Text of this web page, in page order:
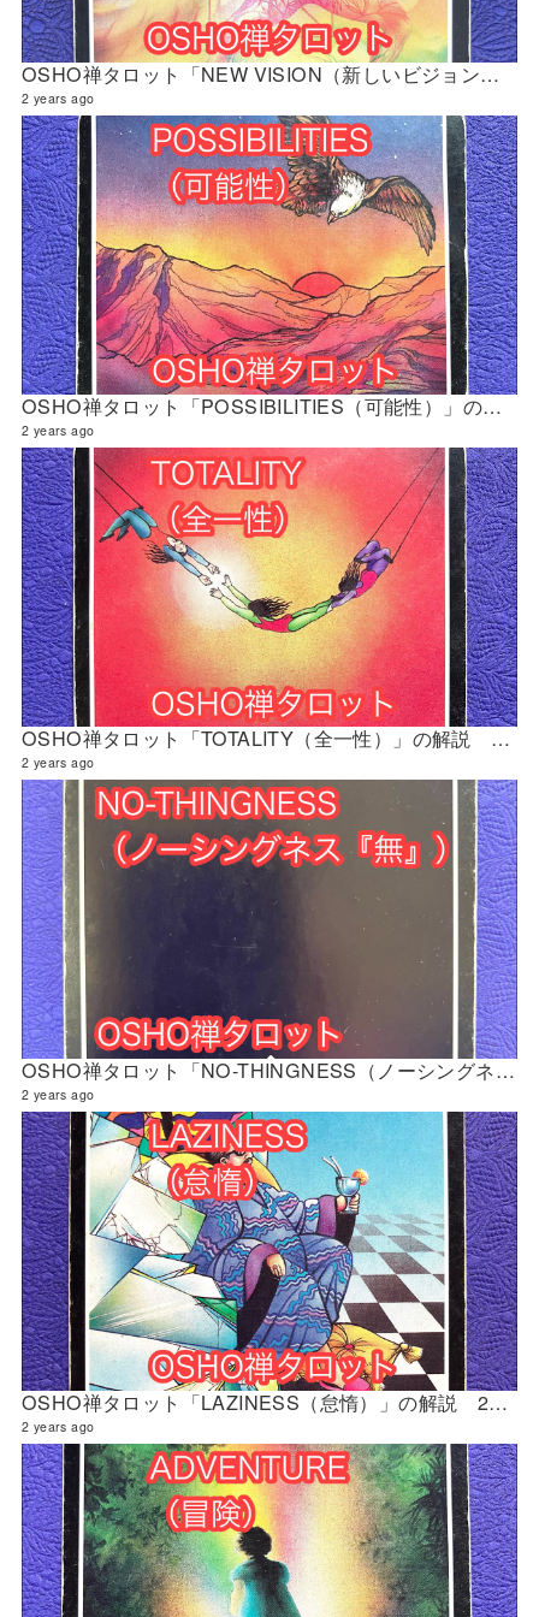
OSHO禅タロット「NEW VISION（新しいビジョン）」の解説 2024年5月の門鑑定（立門）
2 years ago
OSHO禅タロット「POSSIBILITIES（可能性）」の解説 2024年4月の門鑑定（財門）
2 years ago
OSHO禅タロット「TOTALITY（全一性）」の解説 2024年4月の門鑑定（創門）
2 years ago
OSHO禅タロット「NO-THINGNESS（ノーシングネス『無』）」の解説 2024年4月の門鑑定（立門）
2 years ago
OSHO禅タロット「LAZINESS（怠惰）」の解説 2024年4月の門鑑定（修門）
2 years ago